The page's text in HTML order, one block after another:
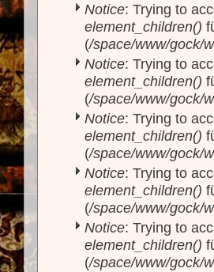
Notice: Trying to
element_children()
(/space/www/gock/
Notice: Trying to
element_children()
(/space/www/gock/
Notice: Trying to
element_children()
(/space/www/gock/
Notice: Trying to
element_children()
(/space/www/gock/
Notice: Trying to
element_children()
(/space/www/gock/